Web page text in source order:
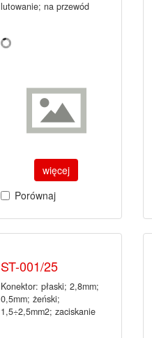
lutowanie; na przewód
więcej
Porównaj
ST-001/25
Konektor: płaski; 2,8mm;
0,5mm; żeński;
1,5÷2,5mm2; zaciskanie